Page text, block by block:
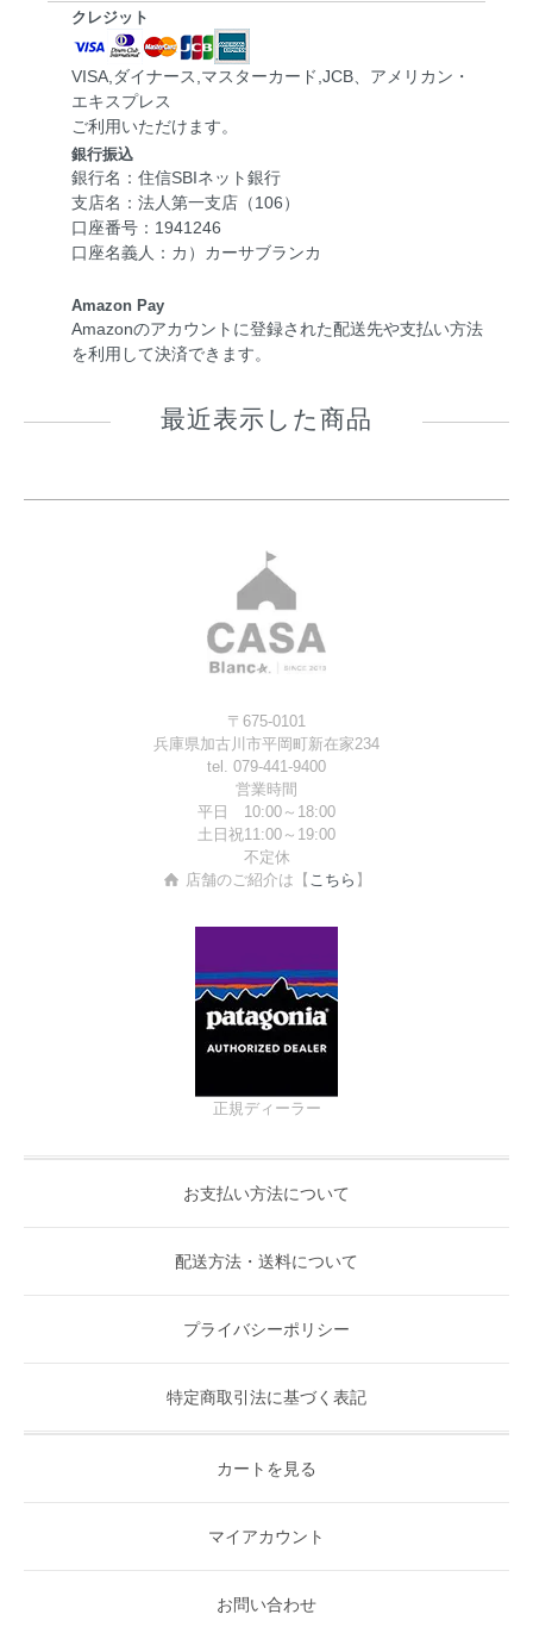
クレジット
VISA,ダイナース,マスターカード,JCB、アメリカン・
エキスプレス
ご利用いただけます。
銀行振込
銀行名：住信SBIネット銀行
支店名：法人第一支店（106）
口座番号：1941246
口座名義人：カ）カーサブランカ
Amazon Pay
Amazonのアカウントに登録された配送先や支払い方法
を利用して決済できます。
最近表示した商品
〒675-0101
兵庫県加古川市平岡町新在家234
tel. 079-441-9400
営業時間
平日 10:00～18:00
土日祝11:00～19:00
不定休
店舗のご紹介は【 こちら 】
正規ディーラー
お支払い方法について
配送方法・送料について
プライバシーポリシー
特定商取引法に基づく表記
カートを見る
マイアカウント
お問い合わせ